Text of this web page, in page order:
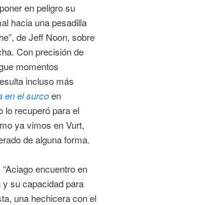
en peligro su
hacia una pesadilla
de Jeff Noon, sobre
Con precisión de
momentos
incluso más
en el surcoen
lo recuperó para el
ya vimos en Vurt,
de alguna forma.
encuentro en
y su capacidad para
una hechicera con el